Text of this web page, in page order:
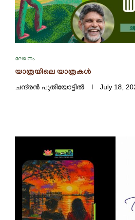
ലേഖനം
യാത്രയിലെ യാത്രകൾ
ചന്ദ്രൻ പുതിയോട്ടിൽ July 18,